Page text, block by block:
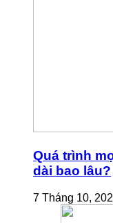
Quá trình
dài bao lâu?
7 Tháng 10,